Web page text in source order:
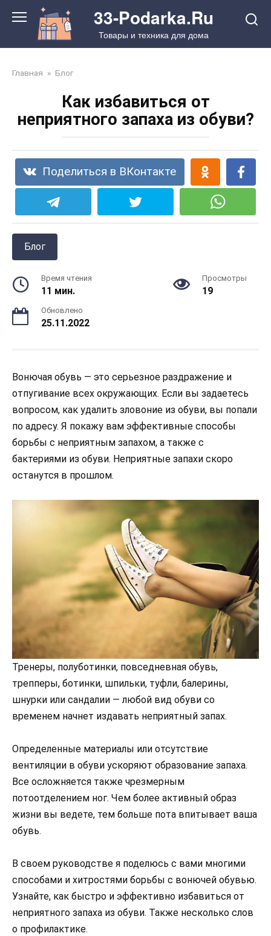
контенту
33-Podarka.Ru
Товары и техника для дома
Главная » Блог
Как избавиться от
неприятного запаха из обуви?
Поделиться в ВКонтакте
Блог
Время чтения
11 мин.
Просмотры
19
Обновлено
25.11.2022
Вонючая обувь — это серьезное раздражение и
отпугивание всех окружающих. Если вы задаетесь
вопросом, как удалить зловоние из обуви, вы попали
по адресу. Я покажу вам эффективные способы
борьбы с неприятным запахом, а также с
бактериями из обуви. Неприятные запахи скоро
останутся в прошлом.
Тренеры, полуботинки, повседневная обувь,
трепперы, ботинки, шпильки, туфли, балерины,
шнурки или сандалии — любой вид обуви со
временем начнет издавать неприятный запах.
Определенные материалы или отсутствие
вентиляции в обуви ускоряют образование запаха.
Все осложняется также чрезмерным
потоотделением ног. Чем более активный образ
жизни вы ведете, тем больше пота впитывает ваша
обувь.
В своем руководстве я поделюсь с вами многими
способами и хитростями борьбы с вонючей обувью.
Узнайте, как быстро и эффективно избавиться от
неприятного запаха из обуви. Также несколько слов
о профилактике.